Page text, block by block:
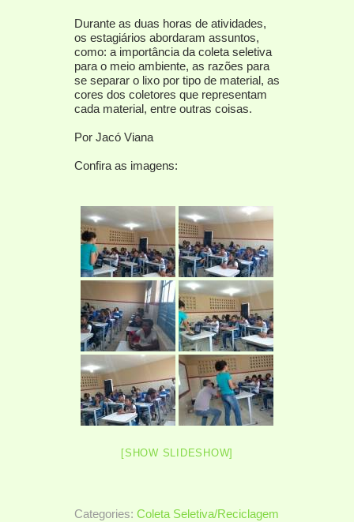
Durante as duas horas de atividades,
os estagiários abordaram assuntos,
como: a importância da coleta seletiva
para o meio ambiente, as razões para
se separar o lixo por tipo de material, as
cores dos coletores que representam
cada material, entre outras coisas.
Por Jacó Viana
Confira as imagens:
[SHOW SLIDESHOW]
Categories: Coleta Seletiva/Reciclagem